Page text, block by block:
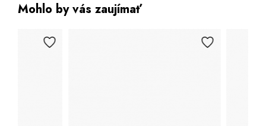
Mohlo by vás zaujímať